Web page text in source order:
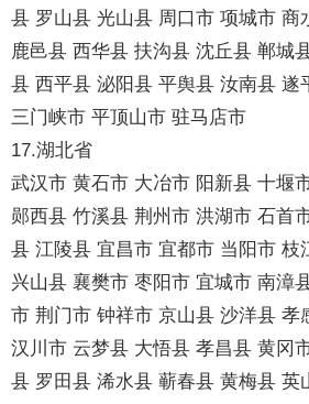
县 罗山县 光山县 周口市 项城市 商
鹿邑县 西华县 扶沟县 沈丘县 郸城
县 西平县 泌阳县 平舆县 汝南县 遂
三门峡市 平顶山市 驻马店市
17.湖北省
武汉市 黄石市 大冶市 阳新县 十堰
郧西县 竹溪县 荆州市 洪湖市 石首
县 江陵县 宜昌市 宜都市 当阳市 枝
兴山县 襄樊市 枣阳市 宜城市 南漳
市 荆门市 钟祥市 京山县 沙洋县 孝
汉川市 云梦县 大悟县 孝昌县 黄冈
县 罗田县 浠水县 蕲春县 黄梅县 英